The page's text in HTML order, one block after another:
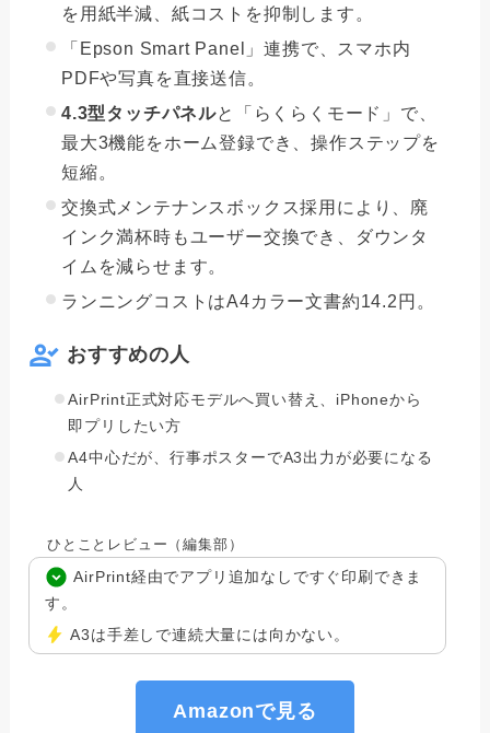
を用紙半減、紙コストを抑制します。
「Epson Smart Panel」連携で、スマホ内
PDFや写真を直接送信。
4.3型タッチパネルと「らくらくモード」で、
最大3機能をホーム登録でき、操作ステップを
短縮。
交換式メンテナンスボックス採用により、廃
インク満杯時もユーザー交換でき、ダウンタ
イムを減らせます。
ランニングコストはA4カラー文書約14.2円。
おすすめの人
AirPrint正式対応モデルへ買い替え、iPhoneから
即プリしたい方
A4中心だが、行事ポスターでA3出力が必要になる
人
ひとことレビュー（編集部）
AirPrint経由でアプリ追加なしですぐ印刷できま
す。
A3は手差しで連続大量には向かない。
Amazonで見る